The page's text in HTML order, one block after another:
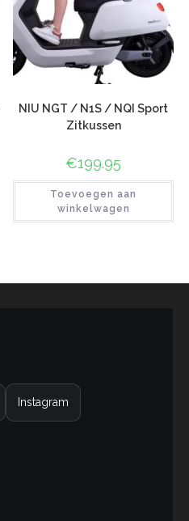
NIU NGT / N1S / NQI Sport
Zitkussen
€199.95
Toevoegen aan
winkelwagen
Instagram